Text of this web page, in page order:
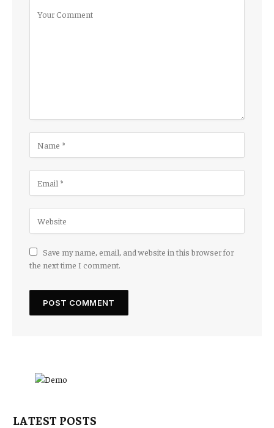
Save my name, email, and website in this browser for
the next time I comment.
LATEST POSTS